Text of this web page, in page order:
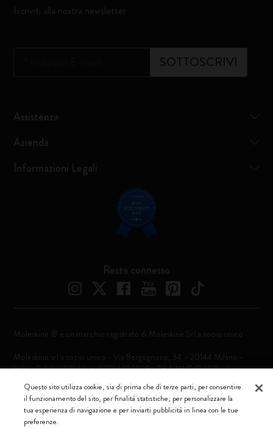
Iscriviti alla nostra newsletter
SOTTOSCRIVI
Assistenza
Azienda
Informazioni Legali
Resta connesso
Accettiamo
Moleskine ® è un marchio registrato di Moleskine Srl a socio unico
Moleskine srl a socio unico - Via Bergognone, 34 – 20144 Milano -
Italia - P. IVA / CCIAA n. 07234480965 - REA MI 1945400 - Cap.
Questo sito utilizza cookie, sia di prima che di terze parti, per consentire
il funzionamento del sito, per finalità statistiche, per personalizzare la
tua esperienza di navigazione e per inviarti pubblicità in linea con le tue
preferenze.